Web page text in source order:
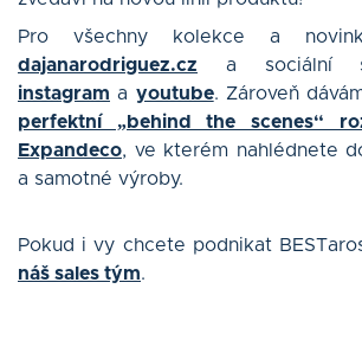
Pro všechny kolekce a
dajanarodriguez.cz a sociální
instagram a youtube. Zároveň
perfektní „behind the scenes“
Expandeco, ve kterém nahlédnete
a samotné výroby.
Pokud i vy chcete podnikat
náš sales tým.